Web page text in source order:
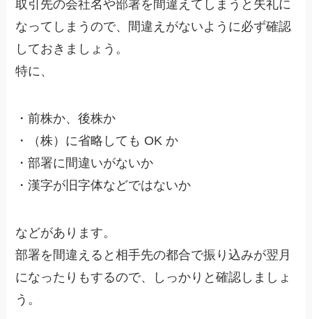
取引先の会社名や部署を間違えてしまうと失礼に
なってしまうので、間違えがないように必ず確認
しておきましょう。
特に、
・前株か、後株か
・（株）に省略しても OK か
・部署に間違いがないか
・漢字が旧字体などではないか
などがあります。
部署を間違えると相手先の都合で振り込みが翌月
になったりもするので、しっかりと確認しましょ
う。